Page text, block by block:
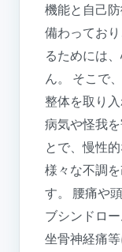
機能と自己
備わってお
るためには
ん。 そこで
整体を取り
病気や怪我
とで、慢性
様々な不調
す。 腰痛や
ブシンドロ
坐骨神経痛